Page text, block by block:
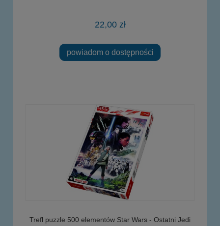
22,00 zł
powiadom o dostępności
Trefl puzzle 500 elementów Star Wars - Ostatni Jedi